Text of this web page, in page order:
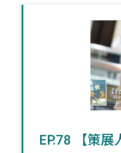
EP.78 【策展